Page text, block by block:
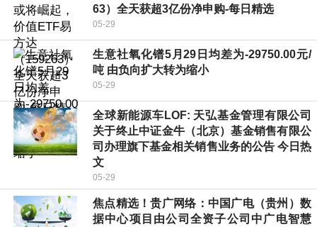
63）全天获超3亿份净申购-每日精选
05-29
生意社氧化镨5月29日均差为-29750.00元/
吨 由负向扩大转为缩小
05-29
全球新能源车LOF: 天弘基金管理有限公司
关于终止中证金牛（北京）基金销售有限公
司办理旗下基金相关销售业务的公告 今日热
文
05-29
焦点精选！贵广网络：中国广电（贵州）数
据中心项目由公司全资子公司中广电智慧